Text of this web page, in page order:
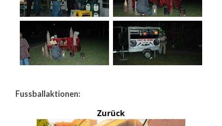
Fussballaktionen:
Zurück